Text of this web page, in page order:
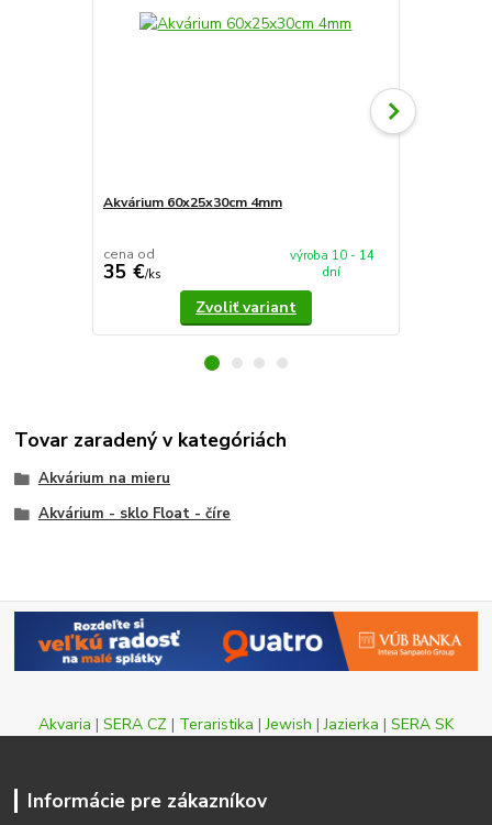
Akvárium 60x25x30cm 4mm
cena od
35 €/ks
výroba 10 - 14
dní
Zvoliť variant
Tovar zaradený v kategóriách
Akvárium na mieru
Akvárium - sklo Float - číre
Akvaria | SERA CZ | Teraristika |Jewish |Jazierka | SERA SK
Informácie pre zákazníkov